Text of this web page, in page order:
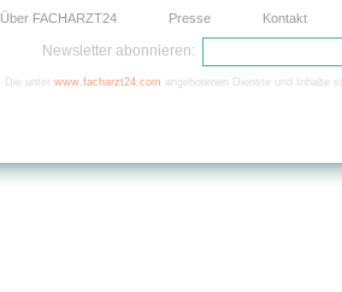
Über FACHARZT24 Presse Kontakt
Newsletter abonnieren:
Die unter www.facharzt24.com angebotenen Dienste und Inhalte